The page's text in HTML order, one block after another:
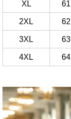
XL 61
2XL 62
3XL 63
4XL 64